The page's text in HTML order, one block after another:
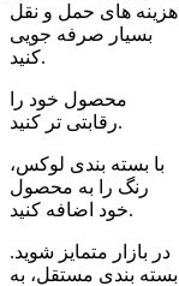
هزینه های حمل و نقل
بسیار صرفه جویی
کنید.
محصول خود را
رقابتی تر کنید.
با بسته بندی لوکس،
رنگ را به محصول
خود اضافه کنید.
در بازار متمایز شوید.
بسته بندی مستقل، به